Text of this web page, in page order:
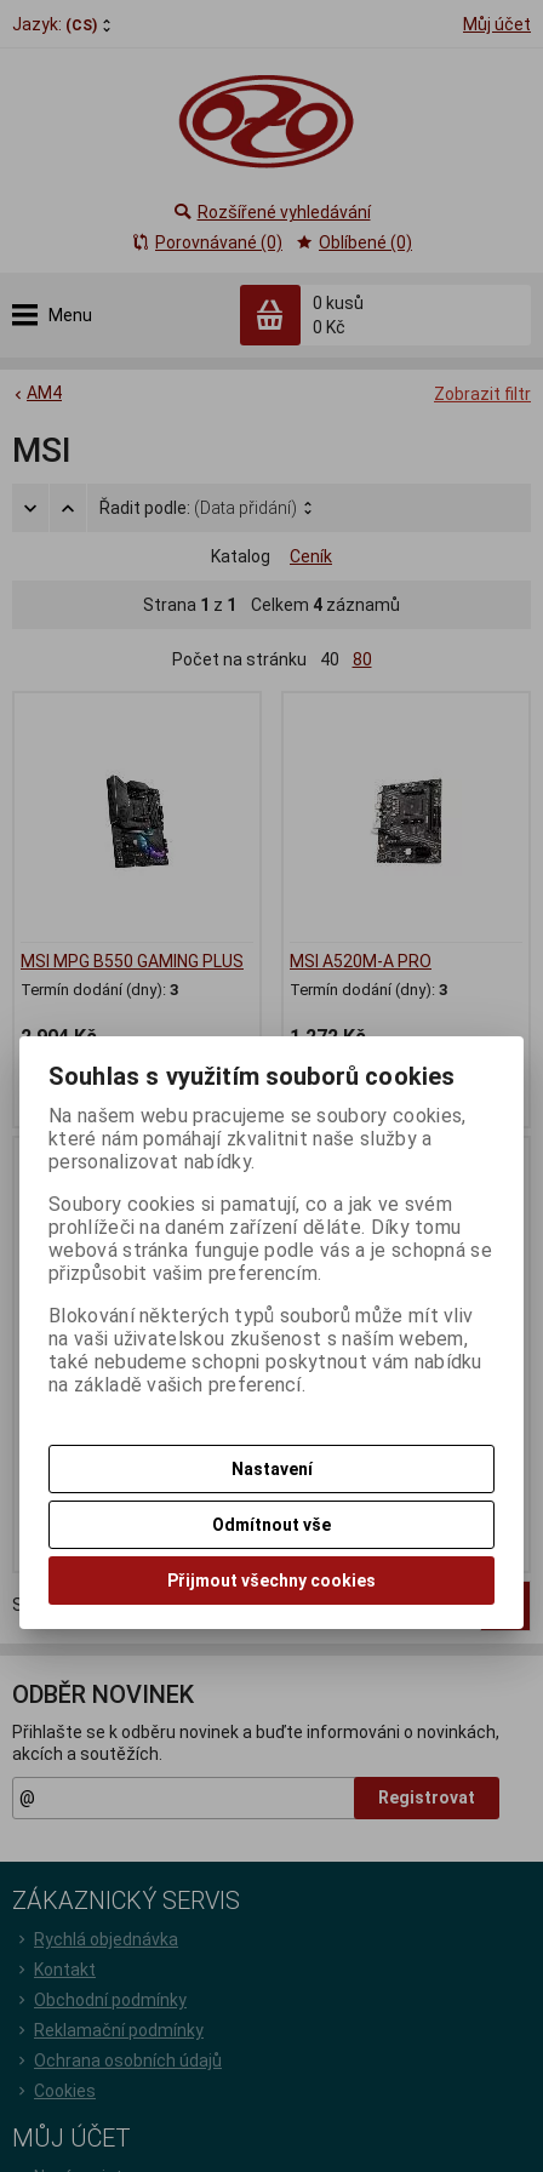
Jazyk: (CS) Můj účet
Menu
0 kusů
0 Kč
Rozšířené vyhledávání
Porovnávané (0)
Oblíbené (0)
Zobrazit filtr
AM4
MSI
Řadit podle: (Data přidání)
Katalog Ceník
Strana 1 z 1 Celkem 4 záznamů
Počet na stránku 40 80
MSI MPG B550 GAMING PLUS
Termín dodání (dny): 3
2 904 Kč
Koupit
MSI A520M-A PRO
Termín dodání (dny): 3
1 272 Kč
2 240 Kč (bez DPH:)
3 409 Kč
2 817 Kč (bez DPH:)
Strana1z1Celkem4záznamů
ODBĚR NOVINEK
Přihlašte se k odběru novinek a buďte informováni o novinkách,
akcích a soutěžích.
Registrovat
ZÁKAZNICKÝ SERVIS
Rychlá objednávka
Kontakt
Obchodní podmínky
Reklamační podmínky
Ochrana osobních údajů
Cookies
MŮJ ÚČET
Souhlas s využitím souborů cookies
Na našem webu pracujeme se soubory cookies,
které nám pomáhají zkvalitnit naše služby a
personalizovat nabídky.
Soubory cookies si pamatují, co a jak ve svém
prohlížeči na daném zařízení děláte. Díky tomu
webová stránka funguje podle vás a je schopná se
přizpůsobit vašim preferencím.
Blokování některých typů souborů může mít vliv
na vaši uživatelskou zkušenost s naším webem,
také nebudeme schopni poskytnout vám nabídku
na základě vašich preferencí.
Nastavení
Odmítnout vše
Přijmout všechny cookies